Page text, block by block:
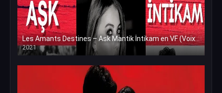
Les Amants Destines – Ask Mantik İntikam en VF (Voix Francaise)
2021